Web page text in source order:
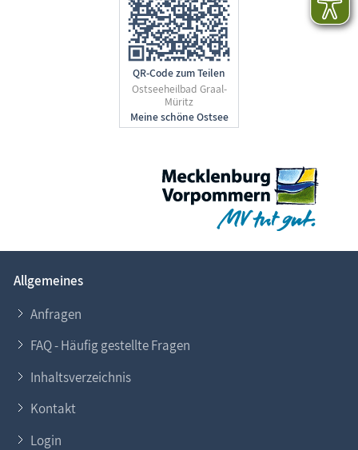
QR-Code zum Teilen
Ostseeheilbad Graal-
Müritz
Allgemeines
Anfragen
FAQ - Häufig gestellte Fragen
Inhaltsverzeichnis
Kontakt
Login